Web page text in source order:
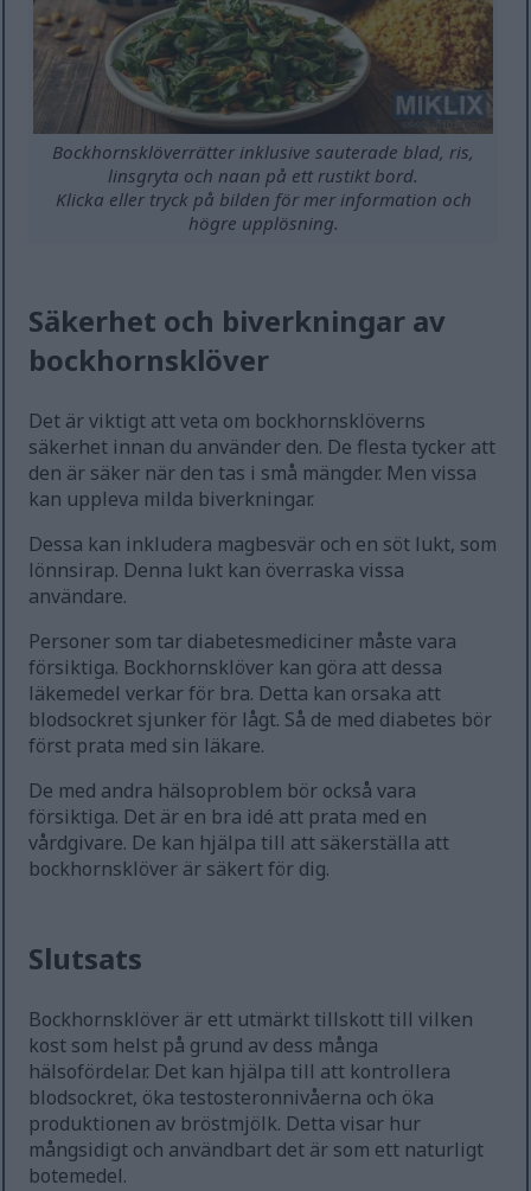
Bockhornsklöverrätter inklusive sauterade blad, ris,
linsgryta och naan på ett rustikt bord.
Klicka eller tryck på bilden för mer information och
högre upplösning.
Säkerhet och biverkningar av
bockhornsklöver
Det är viktigt att veta om bockhornsklöverns
säkerhet innan du använder den. De flesta tycker att
den är säker när den tas i små mängder. Men vissa
kan uppleva milda biverkningar.
Dessa kan inkludera magbesvär och en söt lukt, som
lönnsirap. Denna lukt kan överraska vissa
användare.
Personer som tar diabetesmediciner måste vara
försiktiga. Bockhornsklöver kan göra att dessa
läkemedel verkar för bra. Detta kan orsaka att
blodsockret sjunker för lågt. Så de med diabetes bör
först prata med sin läkare.
De med andra hälsoproblem bör också vara
försiktiga. Det är en bra idé att prata med en
vårdgivare. De kan hjälpa till att säkerställa att
bockhornsklöver är säkert för dig.
Slutsats
Bockhornsklöver är ett utmärkt tillskott till vilken
kost som helst på grund av dess många
hälsofördelar. Det kan hjälpa till att kontrollera
blodsockret, öka testosteronnivåerna och öka
produktionen av bröstmjölk. Detta visar hur
mångsidigt och användbart det är som ett naturligt
botemedel.